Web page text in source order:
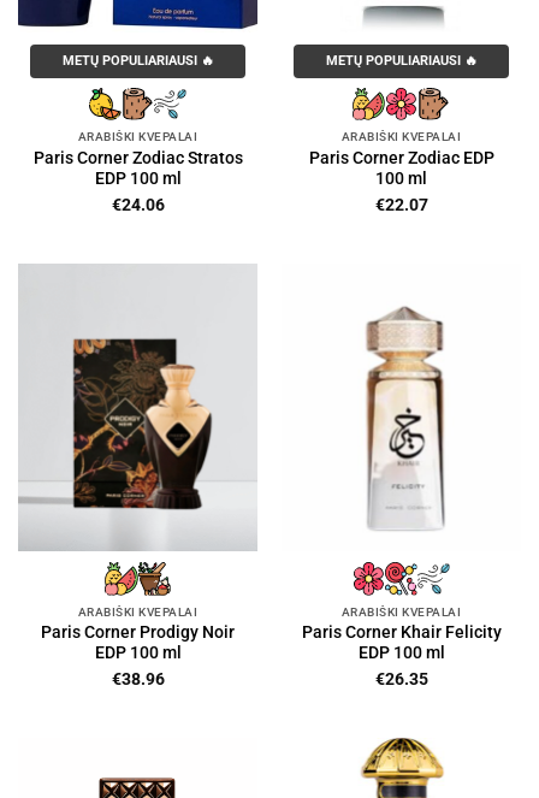
METŲ POPULIARIAUSI 🔥
ARABIŠKI KVEPALAI
Paris Corner Zodiac Stratos
EDP 100 ml
€24.06
METŲ POPULIARIAUSI 🔥
ARABIŠKI KVEPALAI
Paris Corner Zodiac EDP
100 ml
€22.07
ARABIŠKI KVEPALAI
Paris Corner Prodigy Noir
EDP 100 ml
€38.96
ARABIŠKI KVEPALAI
Paris Corner Khair Felicity
EDP 100 ml
€26.35